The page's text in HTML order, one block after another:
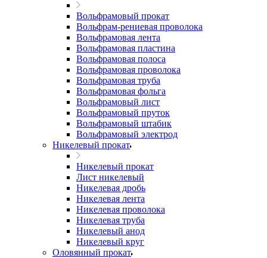
Вольфрамовый прокат
Вольфрам-рениевая проволока
Вольфрамовая лента
Вольфрамовая пластина
Вольфрамовая полоса
Вольфрамовая проволока
Вольфрамовая труба
Вольфрамовая фольга
Вольфрамовый лист
Вольфрамовый пруток
Вольфрамовый штабик
Вольфрамовый электрод
Никелевый прокат
Никелевый прокат
Лист никелевый
Никелевая дробь
Никелевая лента
Никелевая проволока
Никелевая труба
Никелевый анод
Никелевый круг
Оловянный прокат